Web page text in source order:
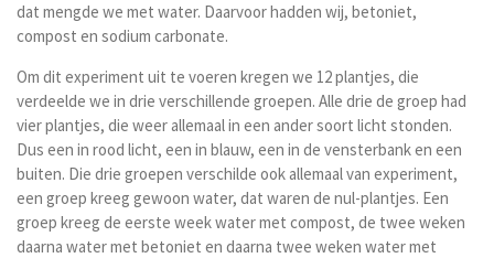
dat mengde we met water. Daarvoor hadden wij, betoniet,
compost en sodium carbonate.
Om dit experiment uit te voeren kregen we 12 plantjes, die
verdeelde we in drie verschillende groepen. Alle drie de groep had
vier plantjes, die weer allemaal in een ander soort licht stonden.
Dus een in rood licht, een in blauw, een in de vensterbank en een
buiten. Die drie groepen verschilde ook allemaal van experiment,
een groep kreeg gewoon water, dat waren de nul-plantjes. Een
groep kreeg de eerste week water met compost, de twee weken
daarna water met betoniet en daarna twee weken water met